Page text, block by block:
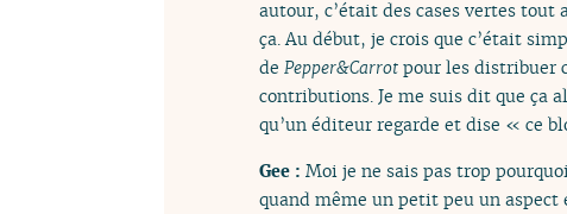
autour, c’était des cases vertes
ça. Au début, je crois que c’était
de Pepper&Carrot pour les distribuer
contributions. Je me suis dit que ça
qu’un éditeur regarde et dise « ce
Gee : Moi je ne sais pas trop
quand même un petit peu un